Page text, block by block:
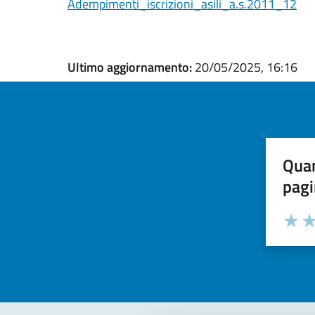
Adempimenti_iscrizioni_asili_a.s.2011_12
Ultimo aggiornamento:20/05/2025, 16:16
Valuta